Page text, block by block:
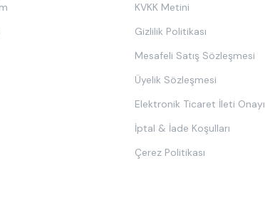
KVKK Metini
Gizlilik Politikası
Mesafeli Satış Sözleşmesi
Üyelik Sözleşmesi
Elektronik Ticaret İleti Onayı
İptal & İade Koşulları
Çerez Politikası